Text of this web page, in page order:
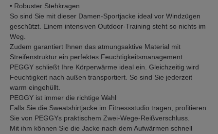
• Robuster Stehkragen
So sind Sie mit dieser Damen-Sportjacke ideal vor Windzügen
geschützt. Einem intensiven Outdoor-Training steht so nichts im
Weg.
Zudem garantiert Ihnen das atmungsaktive Material mit
Streifenstruktur ein perfektes Feuchtigkeitsmanagement.
PEGGY schließt Ihre Körperwärme ideal ein. Gleichzeitig wird
Feuchtigkeit nach außen transportiert. So sind Sie jederzeit
warm eingehüllt.
PEGGY ist immer die richtige Wahl
Falls Sie die Sweatshirtjacke im Fitnessstudio tragen, profitieren
Sie von PEGGYs praktischem Zwei-Wege-Reißverschluss.
Mit ihm können Sie die Jacke nach dem Aufwärmen schnell